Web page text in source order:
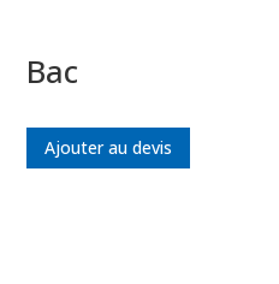
Bac
Ajouter au devis